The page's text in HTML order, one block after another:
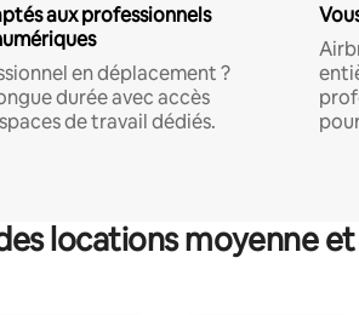
aux professionnels
en déplacement ?
durée avec accès
de travail dédiés.
locations moyenne